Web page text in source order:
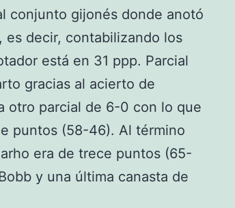
conjunto gijonés donde anotó
decir, contabilizando los
está en 31 ppp. Parcial
gracias al acierto de
otro parcial de 6-0 con lo que
puntos (58-46). Al término
era de trece puntos (65-
y una última canasta de